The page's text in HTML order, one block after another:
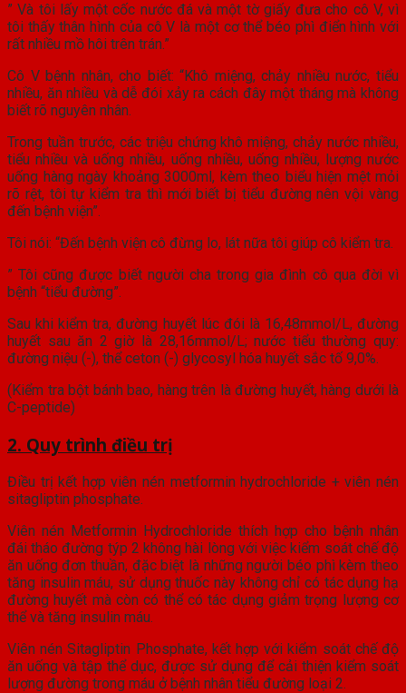
” Và tôi lấy một cốc nước đá và một tờ giấy đưa cho cô V, vì
tôi thấy thân hình của cô V là một cơ thể béo phì điển hình với
rất nhiều mồ hôi trên trán.”
Cô V bệnh nhân, cho biết: “Khô miệng, chảy nhiều nước, tiểu
nhiều, ăn nhiều và dễ đói xảy ra cách đây một tháng mà không
biết rõ nguyên nhân.
Trong tuần trước, các triệu chứng khô miệng, chảy nước nhiều,
tiểu nhiều và uống nhiều, uống nhiều, uống nhiều, lượng nước
uống hàng ngày khoảng 3000ml, kèm theo biểu hiện mệt mỏi
rõ rệt, tôi tự kiểm tra thì mới biết bị tiểu đường nên vội vàng
đến bệnh viện”.
Tôi nói: “Đến bệnh viện cô đừng lo, lát nữa tôi giúp cô kiểm tra.
” Tôi cũng được biết người cha trong gia đình cô qua đời vì
bệnh “tiểu đường”.
Sau khi kiểm tra, đường huyết lúc đói là 16,48mmol/L, đường
huyết sau ăn 2 giờ là 28,16mmol/L; nước tiểu thường quy:
đường niệu (-), thể ceton (-) glycosyl hóa huyết sắc tố 9,0%.
(Kiểm tra bột bánh bao, hàng trên là đường huyết, hàng dưới là
C-peptide)
2. Quy trình điều trị
Điều trị kết hợp viên nén metformin hydrochloride + viên nén
sitagliptin phosphate.
Viên nén Metformin Hydrochloride thích hợp cho bệnh nhân
đái tháo đường týp 2 không hài lòng với việc kiểm soát chế độ
ăn uống đơn thuần, đặc biệt là những người béo phì kèm theo
tăng insulin máu, sử dụng thuốc này không chỉ có tác dụng hạ
đường huyết mà còn có thể có tác dụng giảm trọng lượng cơ
thể và tăng insulin máu.
Viên nén Sitagliptin Phosphate, kết hợp với kiểm soát chế độ
ăn uống và tập thể dục, được sử dụng để cải thiện kiểm soát
lượng đường trong máu ở bệnh nhân tiểu đường loại 2.